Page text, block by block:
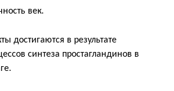
век.
достигаются в результате
синтеза простагландинов в